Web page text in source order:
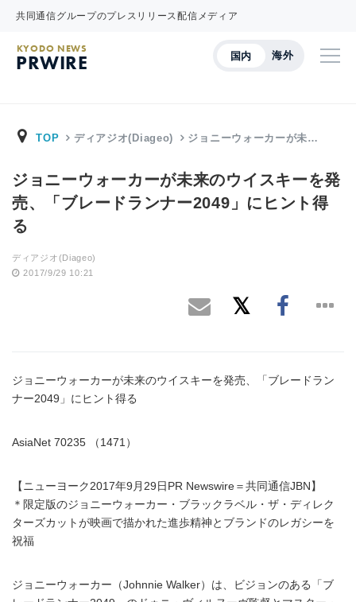
共同通信グループのプレスリリース配信メディア
国内 海外
KYODO NEWS
PRWIRE
TOP ディアジオ(Diageo) ジョニーウォーカーが未…
ジョニーウォーカーが未来のウイスキーを発
売、「ブレードランナー2049」にヒント得
る
ディアジオ(Diageo)
2017/9/29 10:21
ジョニーウォーカーが未来のウイスキーを発売、「ブレードラン
ナー2049」にヒント得る
AsiaNet 70235 （1471）
【ニューヨーク2017年9月29日PR Newswire＝共同通信JBN】
＊限定版のジョニーウォーカー・ブラックラベル・ザ・ディレク
ターズカットが映画で描かれた進歩精神とブランドのレガシーを
祝福
ジョニーウォーカー（Johnnie Walker）は、ビジョンのある「ブ